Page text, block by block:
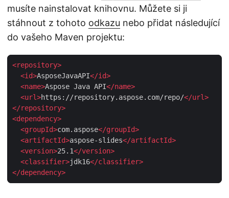
musíte nainstalovat knihovnu. Můžete si ji
stáhnout z tohoto odkazu nebo přidat následující
do vašeho Maven projektu:
<repository>
<id>AsposeJavaAPI</id>
<name>Aspose Java API</name>
<url>https://repository.aspose.com/repo/</url>
</repository>
<dependency>
<groupId>com.aspose</groupId>
<artifactId>aspose-slides</artifactId>
<version>25.1</version>
<classifier>jdk16</classifier>
</dependency>